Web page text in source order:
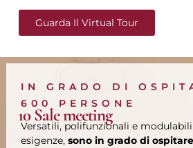
Guarda Il Virtual Tour
IN GRADO DI
600 PERSONE
10 Sale meeting
Versatili, polifunzionali e
esigenze,sono in grado di